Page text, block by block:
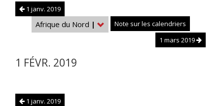
1 janv. 2019
Afrique du Nord |
Note sur les calendriers
1 mars 2019
1 FÉVR. 2019
1 janv. 2019